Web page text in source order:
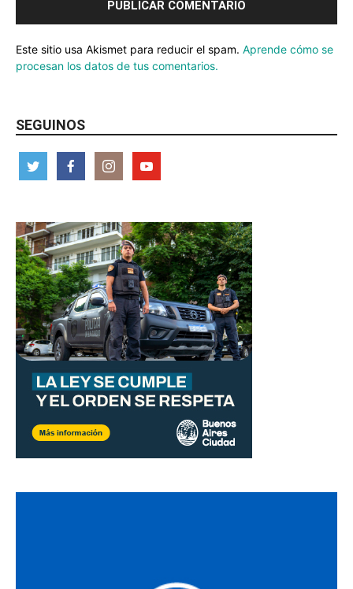
Este sitio usa Akismet para reducir el spam. Aprende cómo se
procesan los datos de tus comentarios.
SEGUINOS